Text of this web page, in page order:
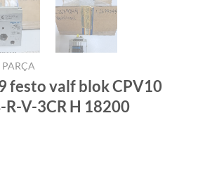
festo valf blok CPV10
R-V-3CR H 18200